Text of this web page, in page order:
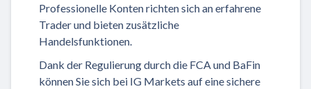
Professionelle Konten richten sich an erfahrene
Trader und bieten zusätzliche
Handelsfunktionen.
Dank der Regulierung durch die FCA und BaFin
können Sie sich bei IG Markets auf eine sichere